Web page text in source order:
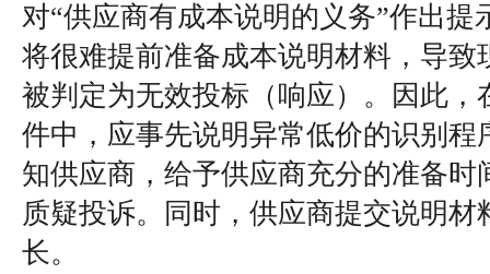
对“供应商有成本说明的义务”作出提
将很难提前准备成本说明材料，导致
被判定为无效投标（响应）。因此，
件中，应事先说明异常低价的识别程
知供应商，给予供应商充分的准备时
质疑投诉。同时，供应商提交说明材
长。